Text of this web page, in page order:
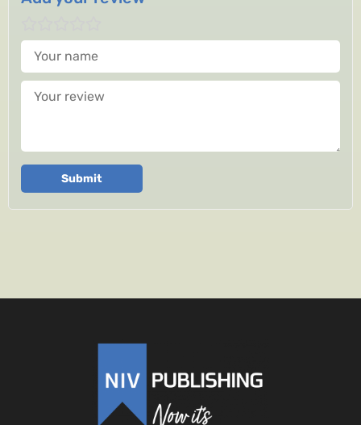
Your name
Your review
Submit